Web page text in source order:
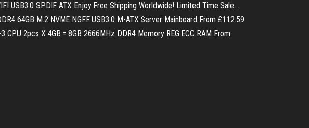
USB3.0 SPDIF ATX Enjoy Free Shipping Worldwide! Limited Time Sale …
64GB M.2 NVME NGFF USB3.0 M-ATX Server Mainboard From £112.59
2pcs X 4GB = 8GB 2666MHz DDR4 Memory REG ECC RAM From